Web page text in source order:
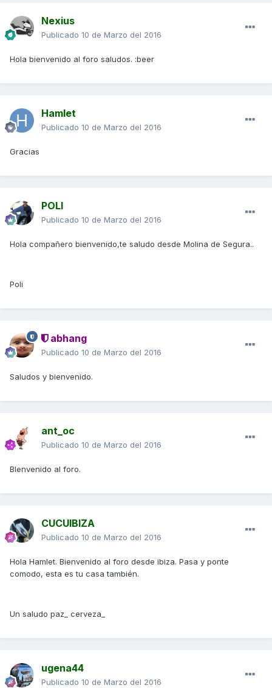
Nexius
Publicado 10 de Marzo del 2016
Hola bienvenido al foro saludos. :beer
Hamlet
Publicado 10 de Marzo del 2016
Gracias
POLI
Publicado 10 de Marzo del 2016
Hola compañero bienvenido,te saludo desde Molina de Segura..
Poli
abhang
Publicado 10 de Marzo del 2016
Saludos y bienvenido.
ant_oc
Publicado 10 de Marzo del 2016
BIenvenido al foro.
CUCUIBIZA
Publicado 10 de Marzo del 2016
Hola Hamlet. Bienvenido al foro desde ibiza. Pasa y ponte
comodo, esta es tu casa también.
Un saludo paz_ cerveza_
ugena44
Publicado 10 de Marzo del 2016